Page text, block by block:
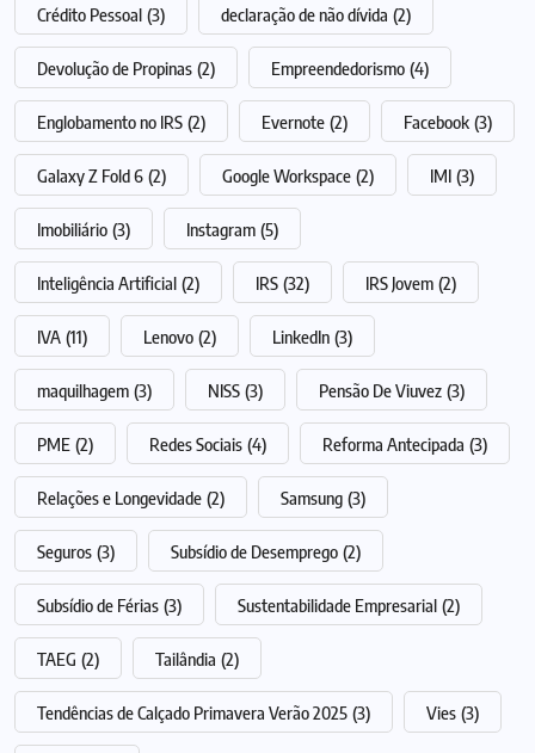
Crédito Pessoal (3) declaração de não dívida (2)
Devolução de Propinas (2) Empreendedorismo (4)
Englobamento no IRS (2) Evernote (2) Facebook (3)
Galaxy Z Fold 6 (2) Google Workspace (2) IMI (3)
Imobiliário (3) Instagram (5)
Inteligência Artificial (2) IRS (32) IRS Jovem (2)
IVA (11) Lenovo (2) LinkedIn (3)
maquilhagem (3) NISS (3) Pensão De Viuvez (3)
PME (2) Redes Sociais (4) Reforma Antecipada (3)
Relações e Longevidade (2) Samsung (3)
Seguros (3) Subsídio de Desemprego (2)
Subsídio de Férias (3) Sustentabilidade Empresarial (2)
TAEG (2) Tailândia (2)
Tendências de Calçado Primavera Verão 2025 (3) Vies (3)